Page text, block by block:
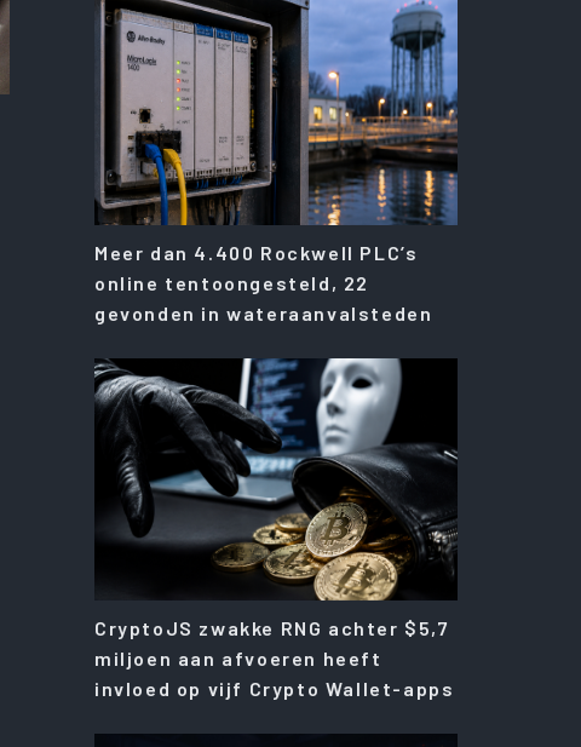
Meer dan 4.400 Rockwell PLC’s
online tentoongesteld, 22
gevonden in wateraanvalsteden
CryptoJS zwakke RNG achter $5,7
miljoen aan afvoeren heeft
invloed op vijf Crypto Wallet-apps